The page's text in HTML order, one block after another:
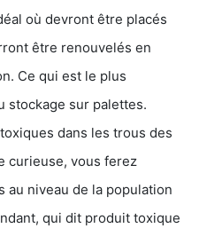
où devront être placés
être renouvelés en
Ce qui est le plus
stockage sur palettes.
dans les trous des
curieuse, vous ferez
au niveau de la population
qui dit produit toxique